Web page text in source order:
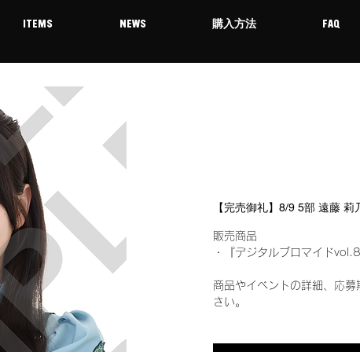
ITEMS NEWS 購入方法 FAQ
【完売御礼】8/9 5部 遠藤
販売商品
・『デジタルブロマイド
商品やイベントの詳細、応
さい。